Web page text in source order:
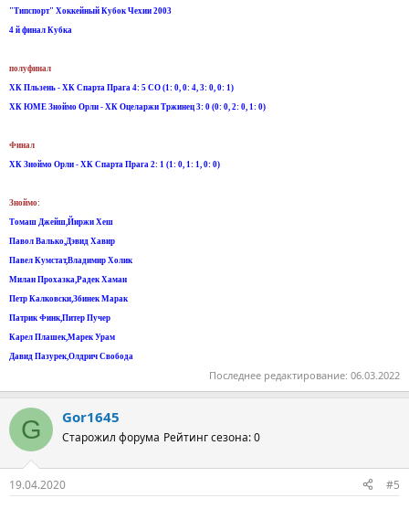
"Типспорт" Хоккейный Кубок Чехии 2003
4 й финал Кубка
полуфинал
ХК Пльзень - ХК Спарта Прага 4: 5 СО (1: 0, 0: 4, 3: 0, 0: 1)
ХК ЮМЕ Зноймо Орли - ХК Оцеларжи Тржинец 3: 0 (0: 0, 2: 0, 1: 0)
Финал
ХК Зноймо Орли - ХК Спарта Прага 2: 1 (1: 0, 1: 1, 0: 0)
Зноймо:
Томаш Джейш,Йиржи Хеш
Павол Валько,Дэвид Хавир
Павел Кумстат,Владимир Холик
Милан Прохазка,Радек Хаман
Петр Калковски,Збинек Mарак
Патрик Финк,Питер Пучер
Карел Плашек,Марек Урам
Давид Пазурек,Олдрич Свобода
Последнее редактирование: 06.03.2022
G Gor1645
Старожил форума Рейтинг сезона: 0
19.04.2020 #5